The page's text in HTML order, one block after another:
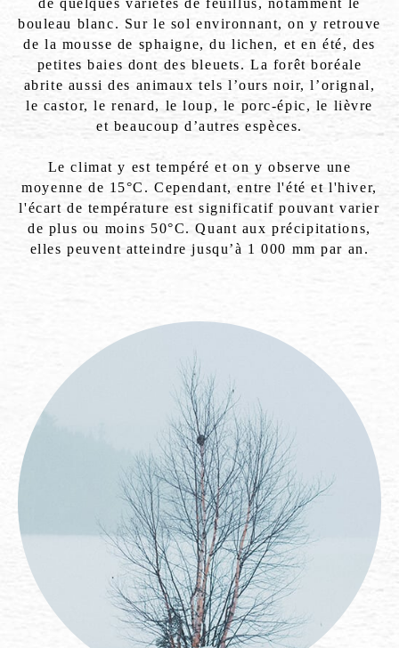
de quelques variétés de feuillus, notamment le
bouleau blanc. Sur le sol environnant, on y retrouve
de la mousse de sphaigne, du lichen, et en été, des
petites baies dont des bleuets. La forêt boréale
abrite aussi des animaux tels l’ours noir, l’orignal,
le castor, le renard, le loup, le porc-épic, le lièvre
et beaucoup d’autres espèces.
Le climat y est tempéré et on y observe une
moyenne de 15°C. Cependant, entre l'été et l'hiver,
l'écart de température est significatif pouvant varier
de plus ou moins 50°C. Quant aux précipitations,
elles peuvent atteindre jusqu’à 1 000 mm par an.